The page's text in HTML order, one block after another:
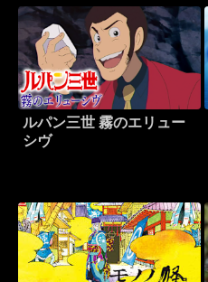
ルパン三世 霧のエリュー
シヴ